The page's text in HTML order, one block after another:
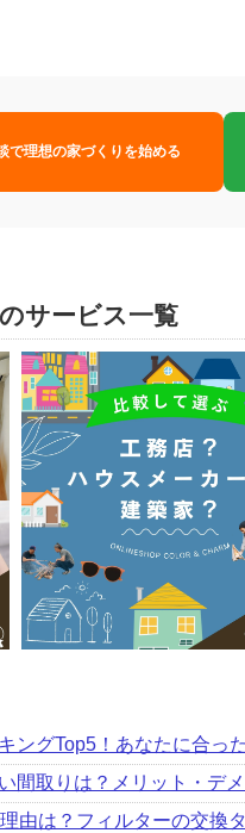
で理想の家づくりを始める
サービス一覧
ングTop5！あなたに合っ
間取りは？メリット・デ
由は？フィルターの交換